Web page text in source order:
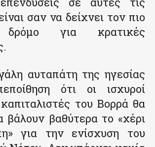
σαν να δείχνει τον πιο
δρόμο για κρατικές
αυταπάτη της ηγεσίας
ότι οι ισχυροί
του Βορρά θα
βάλουν βαθύτερα το «χέρι
για την ενίσχυση του